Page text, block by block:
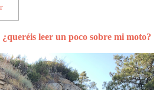
¿queréis leer un poco sobre mi moto?